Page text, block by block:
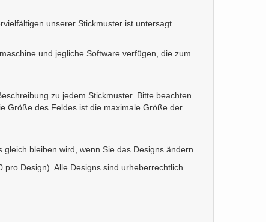
unserer Stickmuster ist untersagt.
und jegliche Software verfügen, die zum
zu jedem Stickmuster. Bitte beachten
Größe des Feldes ist die maximale Größe der
bleiben wird, wenn Sie das Designs ändern.
Design). Alle Designs sind urheberrechtlich